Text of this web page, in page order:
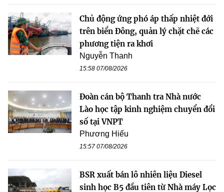
Chủ động ứng phó áp thấp nhiệt đới
trên biển Đông, quản lý chặt chẽ các
phương tiện ra khơi
Nguyễn Thanh
15:58 07/08/2026
Đoàn cán bộ Thanh tra Nhà nước
Lào học tập kinh nghiệm chuyển đổi
số tại VNPT
Phương Hiếu
15:57 07/08/2026
BSR xuất bán lô nhiên liệu Diesel
sinh học B5 đầu tiên từ Nhà máy Lọc